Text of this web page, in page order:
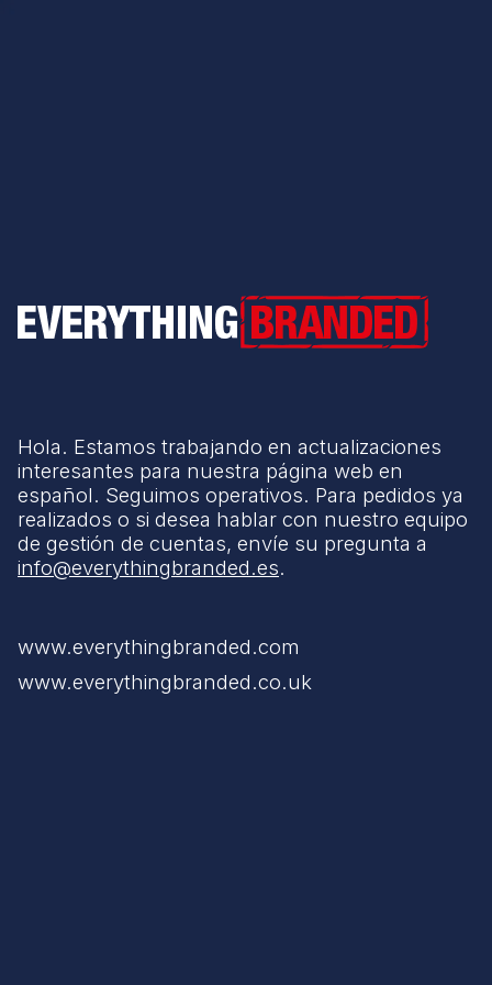
Everything Branded
Hola. Estamos trabajando en actualizaciones
interesantes para nuestra página web en
español. Seguimos operativos. Para pedidos ya
realizados o si desea hablar con nuestro equipo
de gestión de cuentas, envíe su pregunta a
info@everythingbranded.es.
www.everythingbranded.com
www.everythingbranded.co.uk